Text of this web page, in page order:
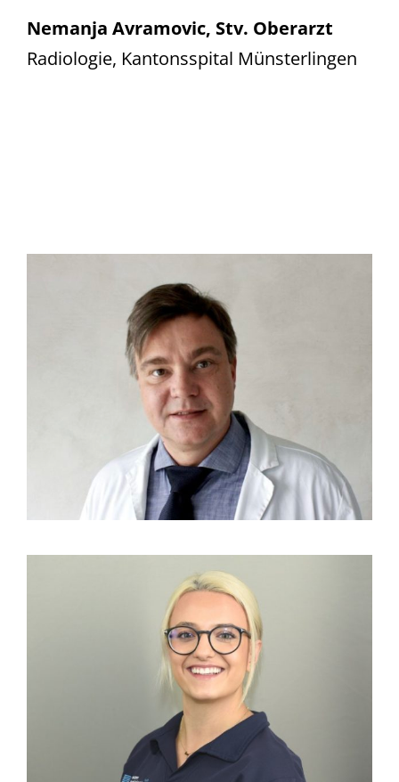
Nemanja Avramovic, Stv. Oberarzt
Radiologie, Kantonsspital Münsterlingen